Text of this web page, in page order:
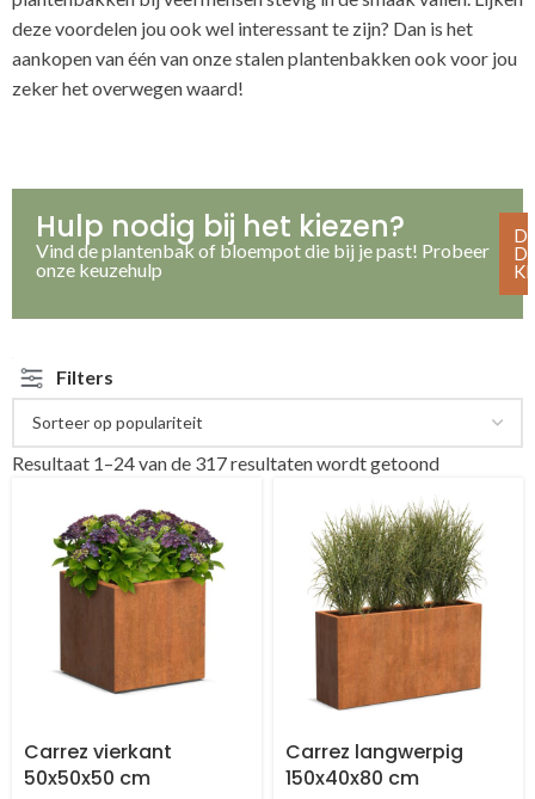
deze voordelen jou ook wel interessant te zijn? Dan is het
aankopen van één van onze stalen plantenbakken ook voor jou
zeker het overwegen waard!
Hulp nodig bij het kiezen?
Vind de plantenbak of bloempot die bij je past! Probeer
onze keuzehulp
Filters
Resultaat 1–24 van de 317 resultaten wordt getoond
Carrez vierkant
50x50x50 cm
Carrez langwerpig
150x40x80 cm